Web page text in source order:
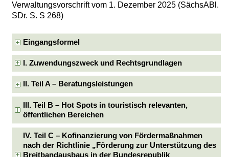
Verwaltungsvorschrift vom 1. Dezember 2025 (SächsABl.
SDr. S. S 268)
Eingangsformel
I. Zuwendungszweck und Rechtsgrundlagen
II. Teil A – Beratungsleistungen
III. Teil B – Hot Spots in touristisch relevanten,
öffentlichen Bereichen
IV. Teil C – Kofinanzierung von Fördermaßnahmen
nach der Richtlinie „Förderung zur Unterstützung des
Breitbandausbaus in der Bundesrepublik